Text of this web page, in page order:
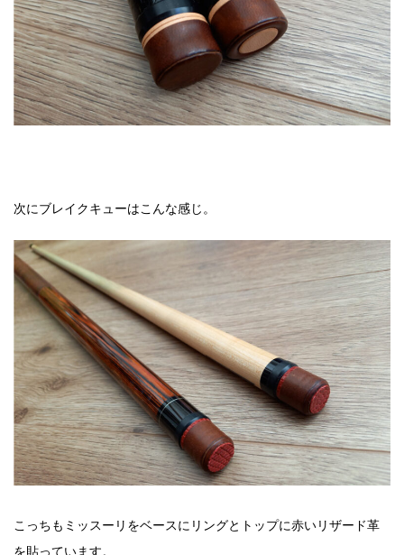
次にブレイクキューはこんな感じ。
こっちもミッスーリをベースにリングとトップに赤いリザード革
を貼っています。